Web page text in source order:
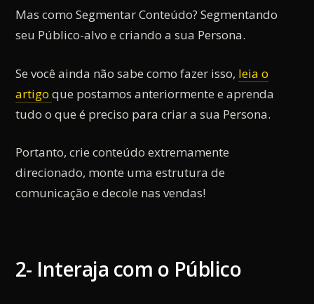
Mas como Segmentar Conteúdo? Segmentando
seu Público-alvo e criando a sua Persona.
Se você ainda não sabe como fazer isso, leia o
artigo que postamos anteriormente e aprenda
tudo o que é preciso para criar a sua Persona.
Portanto, crie conteúdo extremamente
direcionado, monte uma estrutura de
comunicação e decole nas vendas!
2- Interaja com o Público